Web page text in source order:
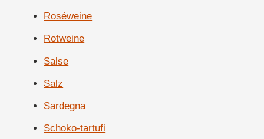
Roséweine
Rotweine
Salse
Salz
Sardegna
Schoko-tartufi